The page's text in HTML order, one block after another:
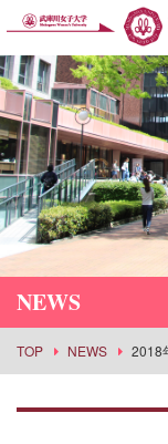
NEWS
TOP NEWS 2018